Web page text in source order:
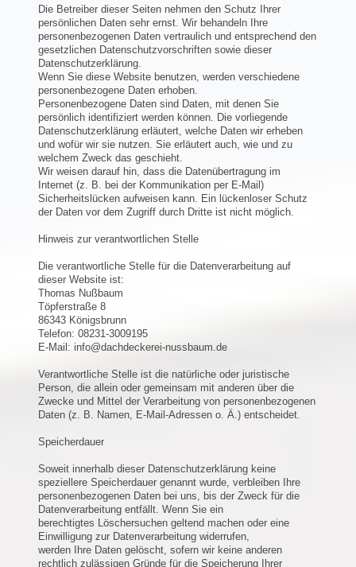
Die Betreiber dieser Seiten nehmen den Schutz Ihrer
persönlichen Daten sehr ernst. Wir behandeln Ihre
personenbezogenen Daten vertraulich und entsprechend den
gesetzlichen Datenschutzvorschriften sowie dieser
Datenschutzerklärung.
Wenn Sie diese Website benutzen, werden verschiedene
personenbezogene Daten erhoben.
Personenbezogene Daten sind Daten, mit denen Sie
persönlich identifiziert werden können. Die vorliegende
Datenschutzerklärung erläutert, welche Daten wir erheben
und wofür wir sie nutzen. Sie erläutert auch, wie und zu
welchem Zweck das geschieht.
Wir weisen darauf hin, dass die Datenübertragung im
Internet (z. B. bei der Kommunikation per E-Mail)
Sicherheitslücken aufweisen kann. Ein lückenloser Schutz
der Daten vor dem Zugriff durch Dritte ist nicht möglich.
Hinweis zur verantwortlichen Stelle
Die verantwortliche Stelle für die Datenverarbeitung auf
dieser Website ist:
Thomas Nußbaum
Töpferstraße 8
86343 Königsbrunn
Telefon: 08231-3009195
E-Mail: info@dachdeckerei-nussbaum.de
Verantwortliche Stelle ist die natürliche oder juristische
Person, die allein oder gemeinsam mit anderen über die
Zwecke und Mittel der Verarbeitung von personenbezogenen
Daten (z. B. Namen, E-Mail-Adressen o. Ä.) entscheidet.
Speicherdauer
Soweit innerhalb dieser Datenschutzerklärung keine
speziellere Speicherdauer genannt wurde, verbleiben Ihre
personenbezogenen Daten bei uns, bis der Zweck für die
Datenverarbeitung entfällt. Wenn Sie ein
berechtigtes Löschersuchen geltend machen oder eine
Einwilligung zur Datenverarbeitung widerrufen,
werden Ihre Daten gelöscht, sofern wir keine anderen
rechtlich zulässigen Gründe für die Speicherung Ihrer